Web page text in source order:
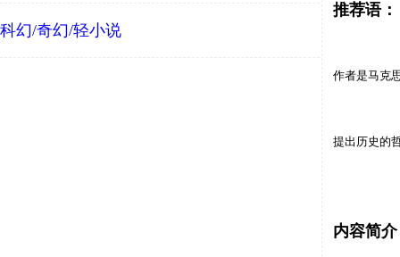
科幻/奇幻/轻小说
推荐语：
作者是马克
提出 历史的
内容简